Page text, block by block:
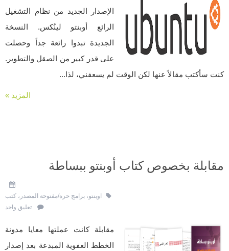
الإصدار الجديد من نظام التشغيل
الرائع أوبنتو لينُكس. النسخة
الجديدة تبدوا رائعة جداً وحصلت
على قدر كبير من الصقل والتطوير.
كنت سأكتب مقالاً عنها لكن الوقت لم يسعفني، لذا...
المزيد »
مقابلة بخصوص كتاب أوبنتو ببساطة
اوبنتو، برامج حرة/مفتوحة المصدر ، كتب
تعليق واحد
مقابلة كانت عملتها معايا مدونة
الخطط العفوية المبدعة بعد إصدار